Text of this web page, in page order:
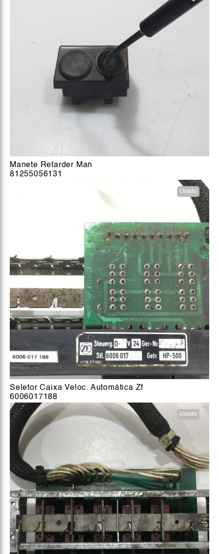
Manete Retarder Man
81255056131
Usado
Seletor Caixa Veloc. Automática Zf
6006017188
Usado